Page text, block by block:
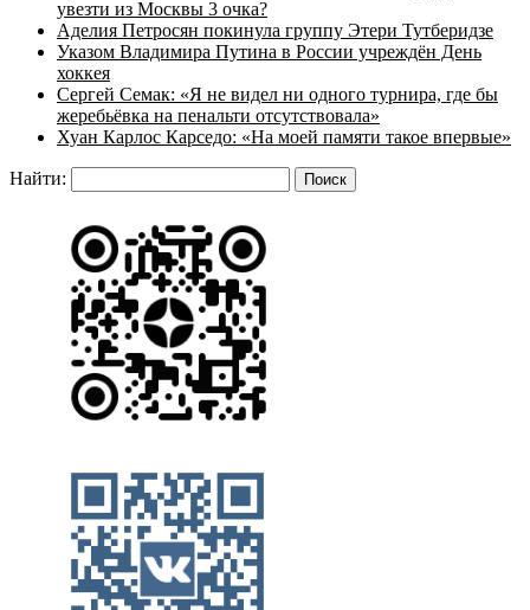
увезти из Москвы 3 очка?
Аделия Петросян покинула группу Этери Тутберидзе
Указом Владимира Путина в России учреждён День
хоккея
Сергей Семак: «Я не видел ни одного турнира, где бы
жеребьёвка на пенальти отсутствовала»
Хуан Карлос Карседо: «На моей памяти такое впервые»
Найти: